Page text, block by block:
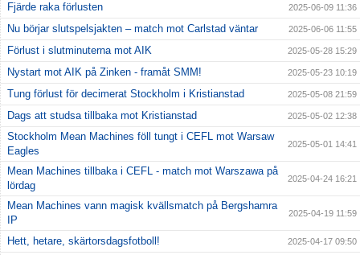
Fjärde raka förlusten 2025-06-09 11:36
Nu börjar slutspelsjakten – match mot Carlstad väntar 2025-06-06 11:55
Förlust i slutminuterna mot AIK 2025-05-28 15:29
Nystart mot AIK på Zinken - framåt SMM! 2025-05-23 10:19
Tung förlust för decimerat Stockholm i Kristianstad 2025-05-08 21:59
Dags att studsa tillbaka mot Kristianstad 2025-05-02 12:38
Stockholm Mean Machines föll tungt i CEFL mot Warsaw
Eagles
2025-05-01 14:41
Mean Machines tillbaka i CEFL - match mot Warszawa på
lördag
2025-04-24 16:21
Mean Machines vann magisk kvällsmatch på Bergshamra
IP
2025-04-19 11:59
Hett, hetare, skärtorsdagsfotboll! 2025-04-17 09:50